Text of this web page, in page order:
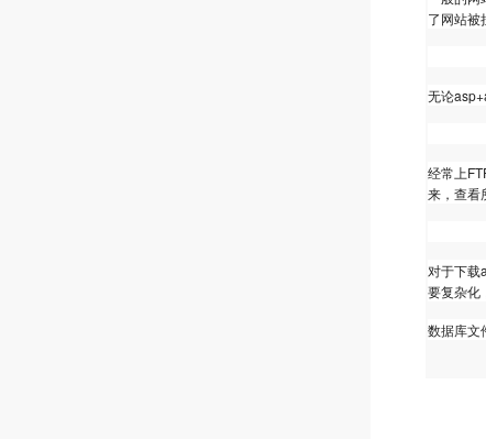
了网站被
无论
经常上
来，查看
对于下载
要复杂化
数据库文